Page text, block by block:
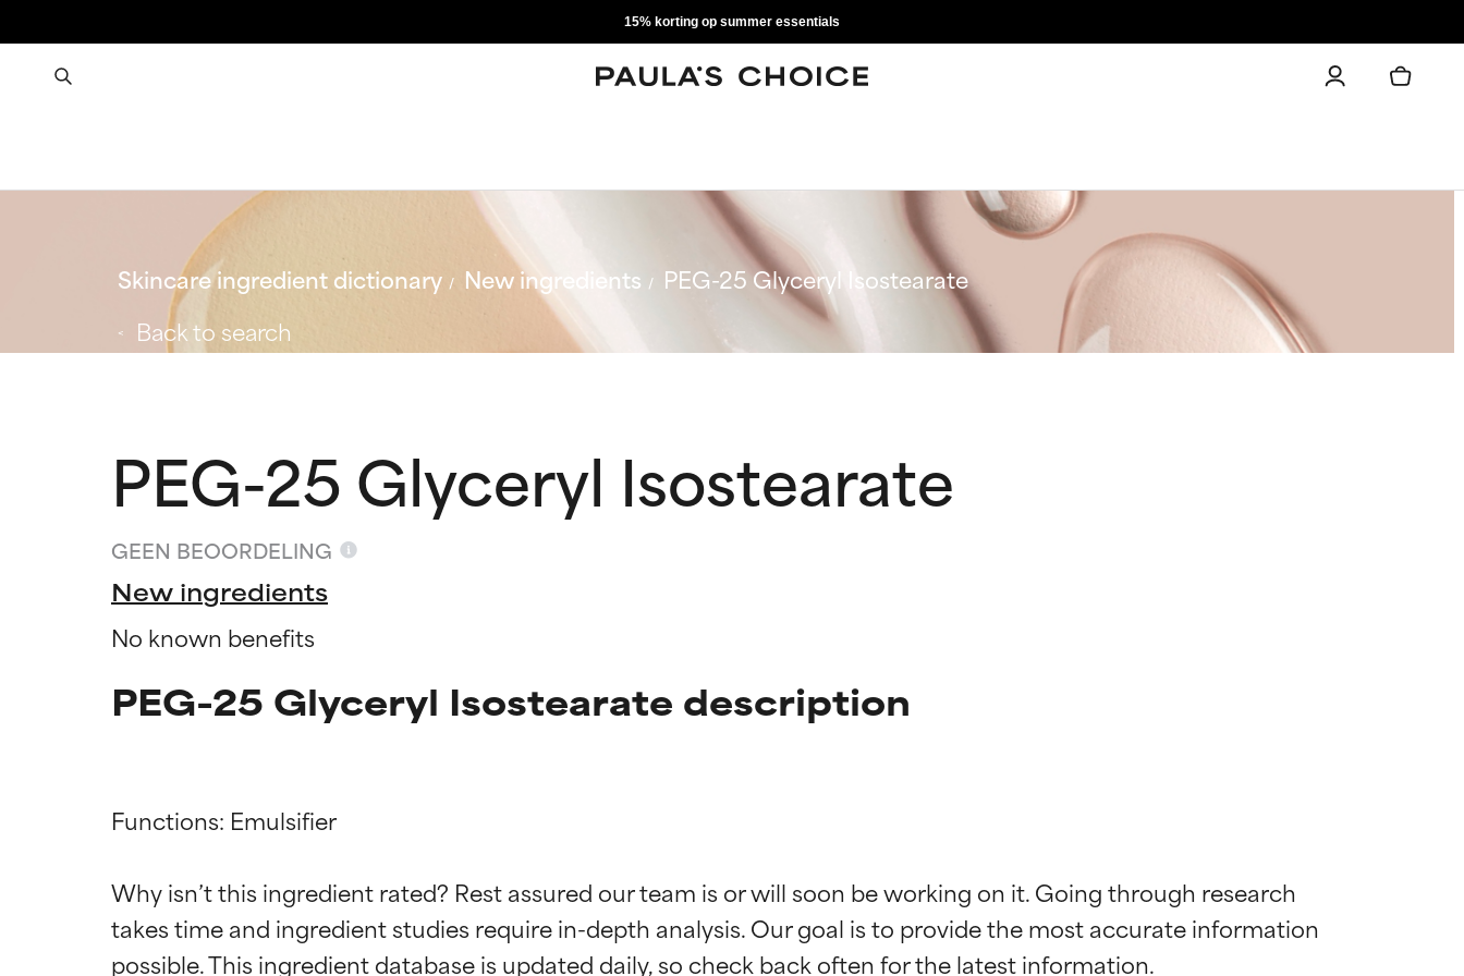
15% korting op summer essentials
Skincare ingredient dictionary New ingredients
PEG-25 Glyceryl Isostearate
Back to search
PEG-25 Glyceryl Isostearate
GEEN BEOORDELING
New ingredients
No known benefits
PEG-25 Glyceryl Isostearate description
Functions: Emulsifier
Why isn’t this ingredient rated? Rest assured our team is or will soon be working on it. Going through research
takes time and ingredient studies require in-depth analysis. Our goal is to provide the most accurate information
Beoordelingen van ingrediënten
BESTE
Beoordelingen van ingrediënten
BESTE